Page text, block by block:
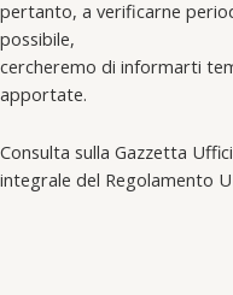
pertanto, a verificarne
possibile,
cercheremo di informarti
apportate.
Consulta sulla Gazzetta
integrale del Regolamento